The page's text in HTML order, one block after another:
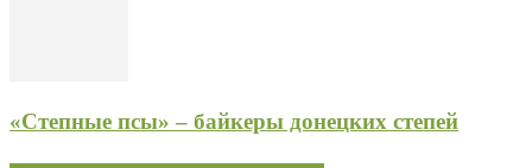
«Степные псы» – байкеры донецких степей